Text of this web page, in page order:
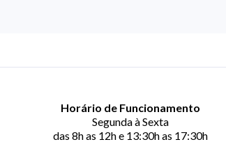
Horário de Funcionamento
Segunda à Sexta
das 8h as 12h e 13:30h as 17:30h